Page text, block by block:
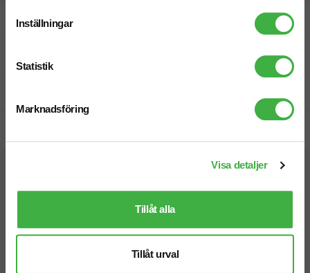
Inställningar
Statistik
Marknadsföring
Visa detaljer
Tillåt alla
Tillåt urval
Designskiss inom 1 h